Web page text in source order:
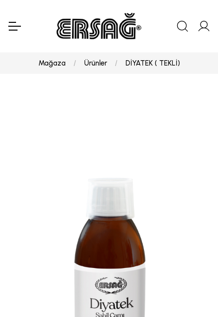
Mağaza Ürünler DİYATEK ( TEKLİ)